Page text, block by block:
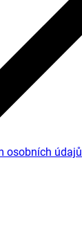
osobních údajů